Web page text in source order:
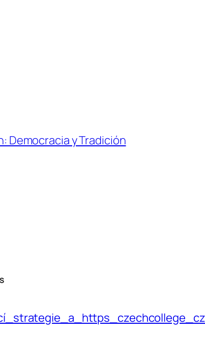
Democracia y Tradición